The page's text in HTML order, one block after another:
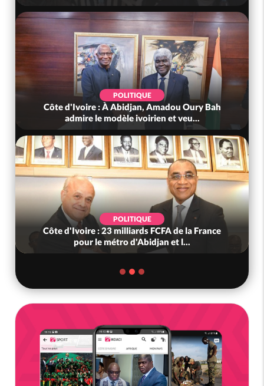
POLITIQUE
Côte d'Ivoire : À Abidjan, Amadou Oury Bah
admire le modèle ivoirien et veu...
POLITIQUE
Côte d'Ivoire : 23 milliards FCFA de la France
pour le métro d'Abidjan et l...